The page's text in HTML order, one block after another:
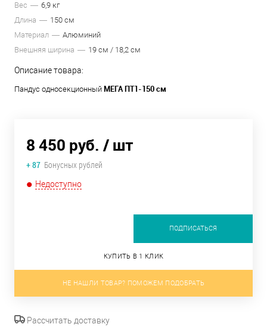
Вес
6,9 кг
Длина
150 см
Материал
Алюминий
Внешняя ширина
19 см / 18,2 см
Описание товара:
Пандус односекционный МЕГА ПТ1-150 см
8 450 руб. / шт
+ 87 Бонусных рублей
Недоступно
ПОДПИСАТЬСЯ
КУПИТЬ В 1 КЛИК
НЕ НАШЛИ ТОВАР? ПОМОЖЕМ ПОДОБРАТЬ
Рассчитать доставку